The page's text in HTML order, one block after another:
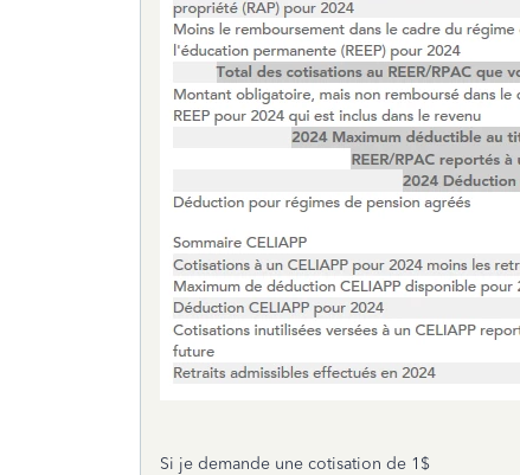
Si je demande une cotisation de 1$